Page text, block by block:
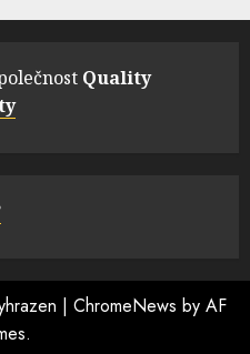
Quality
| ChromeNews by AF